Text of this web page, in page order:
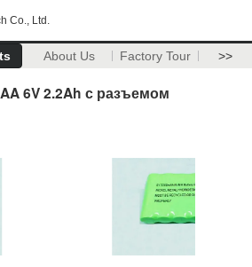
Co., Ltd.
About Us Factory Tour >>
6V 2.2Ah с разъемом